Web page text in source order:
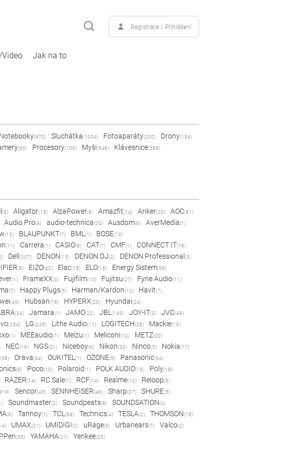
Registrace / Přihlášení
Jak na to
Notebooky(970) Sluchátka(1004) Fotoaparáty(200) Drony(154)
(66) Procesory(109) Myši(546) Klávesnice(389)
(3) Aligator(13) AlzaPower(8) Amazfit(14) Anker(20) AOC(81)
Audio Pro(8) audio-technica(20) Ausdom(6) AverMedia(1)
(13) BLAUPUNKT(7) BML(1) BOSE(19)
(11) Carrera(1) CASIO(8) CAT(1) CMF(1) CONNECT IT(16)
Dell (207) DENON(15) DENON DJ(2) DENON Professional (3)
(8) EIZO(42) Elac(15) ELO(16) Energy Sistem(59)
(1) FrameXX(3) Fujifilm(10) Fujitsu(27) Fyne Audio(11)
(7) Happy Plugs(5) Harman/Kardon(12) Havit(7)
(49) Hubsan(18) HYPERX(23) Hyundai(24)
(34) Jamara(1) JAMO(22) JBL(149) JOY-IT(3) JVC(49)
(254) LG(245) Lithe Audio(11) LOGITECH(28) Mackie(16)
(1) MEEaudio(1) Meizu(1) Meliconi(12) METZ(20)
NEC(16) NGS(21) Niceboy(6) Nikon(33) Ninco(5) Nokia(17)
(38) Orava(34) OUKITEL(1) OZONE(5) Panasonic(94)
(8) Poco(10) Polaroid(1) POLK AUDIO(19) Poly(18)
RAZER(14) RC Sale(1) RCF(14) Realme(10) Reloop(3)
Sencor(45) SENNHEISER(46) Sharp(37) SHURE(5)
Soundmaster(2) Soundpeats(8) SOUNDSATION(4)
(6) Tannoy(1) TCL(68) Technics(4) TESLA(2) THOMSON(18)
UMAX(21) UMIDIGI(2) uRage(6) Urbanears(7) Valco(2)
(35) YAMAHA(21) Yenkee(25)